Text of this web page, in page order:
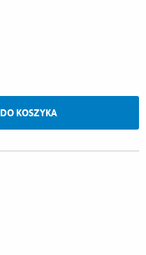
DO KOSZYKA